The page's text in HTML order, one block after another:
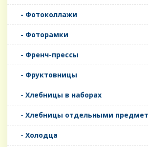
- Фотоколлажи
- Фоторамки
- Френч-прессы
- Фруктовницы
- Хлебницы в наборах
- Хлебницы отдельными
- Холодца